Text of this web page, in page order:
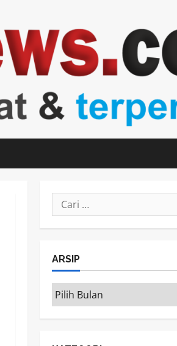
Cari
untuk:
ARSIP
ARSIP